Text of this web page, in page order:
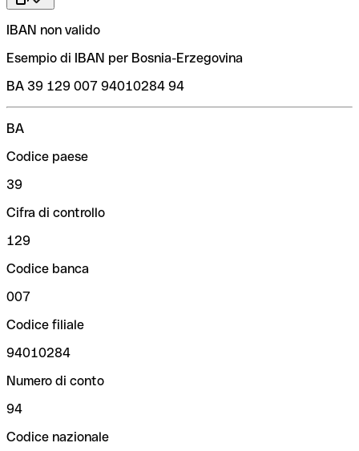
IBAN non valido
Esempio di IBAN per Bosnia-Erzegovina
BA 39 129 007 94010284 94
BA
Codice paese
39
Cifra di controllo
129
Codice banca
007
Codice filiale
94010284
Numero di conto
94
Codice nazionale